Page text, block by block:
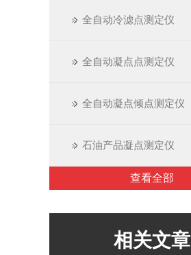
全自动冷滤点测定仪
全自动凝点点测定仪
全自动凝点倾点测定仪
石油产品凝点测定仪
查看全部
相关文章